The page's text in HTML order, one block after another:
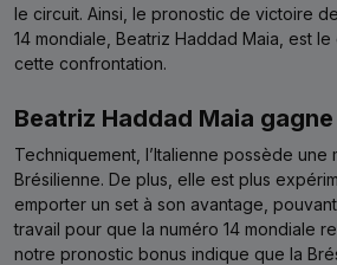
le circuit. Ainsi, le pronostic de victoire
14 mondiale, Beatriz Haddad Maia, est
cette confrontation.
Beatriz Haddad Maia gagne
Techniquement, l’Italienne possède une
Brésilienne. De plus, elle est plus
emporter un set à son avantage,
travail pour que la numéro 14 mondiale
notre pronostic bonus indique que la